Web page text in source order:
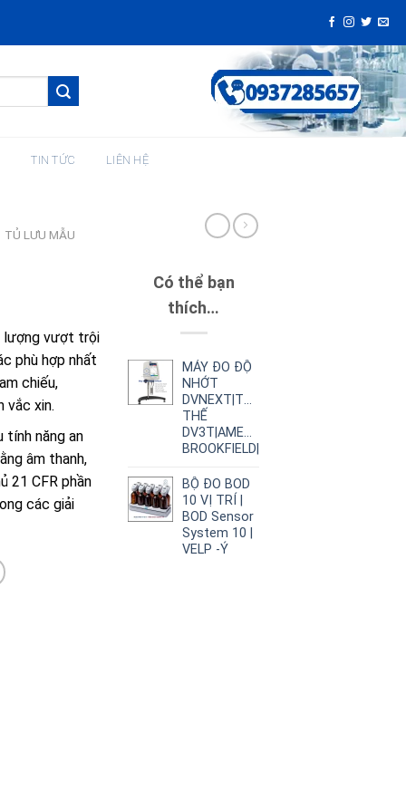
TIN TỨC LIÊN HỆ
TỦ LƯU MẪU
lượng vượt trội
phù hợp nhất
chiếu,
vắc xin.
tính năng an
âm thanh,
21 CFR phần
các giải
Có thể bạn
thích…
MÁY ĐO ĐỘ
NHỚT
DVNEXT|THAY
THẾ
DV3T|AMETEK
BROOKFIELD|
BỘ ĐO BOD
10 VỊ TRÍ |
BOD Sensor
System 10 |
VELP -Ý